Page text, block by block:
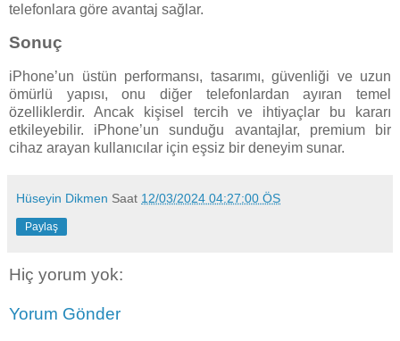
telefonlara göre avantaj sağlar.
Sonuç
iPhone’un üstün performansı, tasarımı, güvenliği ve uzun
ömürlü yapısı, onu diğer telefonlardan ayıran temel
özelliklerdir. Ancak kişisel tercih ve ihtiyaçlar bu kararı
etkileyebilir. iPhone’un sunduğu avantajlar, premium bir
cihaz arayan kullanıcılar için eşsiz bir deneyim sunar.
Hüseyin Dikmen Saat 12/03/2024 04:27:00 ÖS
Paylaş
Hiç yorum yok:
Yorum Gönder